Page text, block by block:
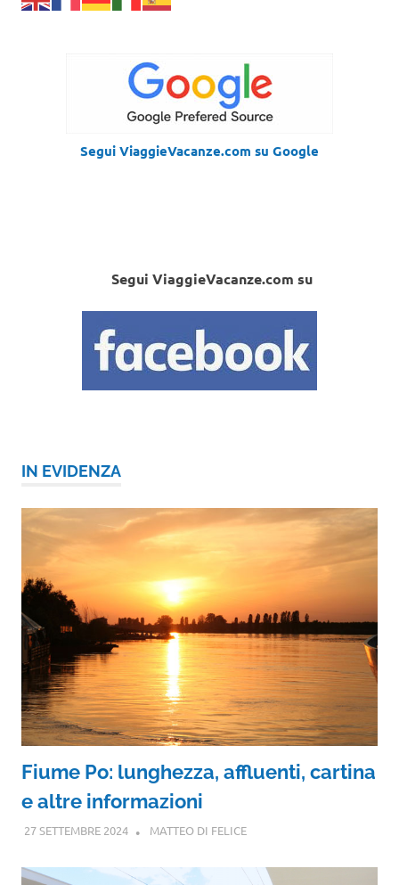
Segui ViaggieVacanze.com su Google
Segui ViaggieVacanze.com su
IN EVIDENZA
Fiume Po: lunghezza, affluenti, cartina
e altre informazioni
27 SETTEMBRE 2024 MATTEO DI FELICE